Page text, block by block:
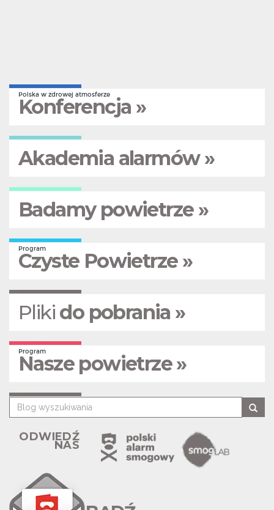
Polska w zdrowej atmosferze
Konferencja »
Akademia alarmów »
Badamy powietrze »
Program
Czyste Powietrze »
Pliki do pobrania »
Program
Nasze powietrze »
ODWIEDŹ
NAS